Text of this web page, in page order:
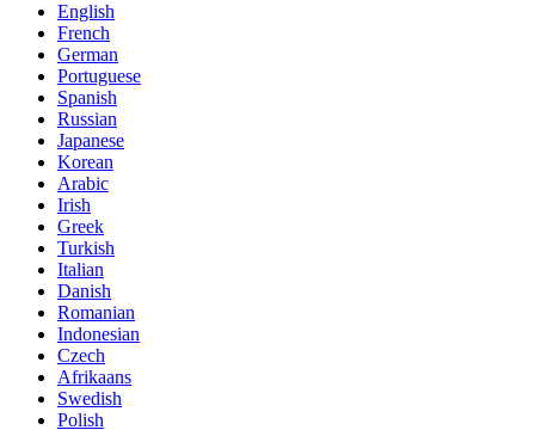
English
French
German
Portuguese
Spanish
Russian
Japanese
Korean
Arabic
Irish
Greek
Turkish
Italian
Danish
Romanian
Indonesian
Czech
Afrikaans
Swedish
Polish